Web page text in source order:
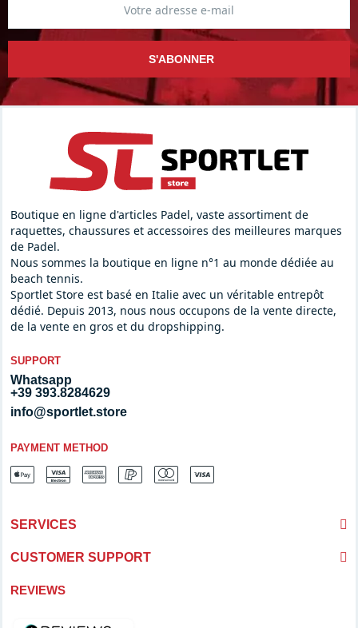
S'ABONNER
Boutique en ligne d'articles Padel, vaste assortiment de
raquettes, chaussures et accessoires des meilleures marques
de Padel.
Nous sommes la boutique en ligne n°1 au monde dédiée au
beach tennis.
Sportlet Store est basé en Italie avec un véritable entrepôt
dédié. Depuis 2013, nous nous occupons de la vente directe,
de la vente en gros et du dropshipping.
SUPPORT
Whatsapp
+39 393.8284629
info@sportlet.store
PAYMENT METHOD
SERVICES
CUSTOMER SUPPORT
REVIEWS